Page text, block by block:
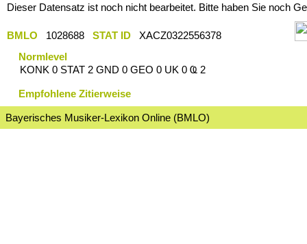
Dieser Datensatz ist noch nicht bearbeitet. Bitte haben Sie noch
BMLO 1028688 STAT ID
XACZ0322556378
Normlevel
KONK 0 STAT 2 GND 0 GEO 0 UK 0 Ҩ 2
Empfohlene Zitierweise
Bayerisches Musiker-Lexikon Online (BMLO)